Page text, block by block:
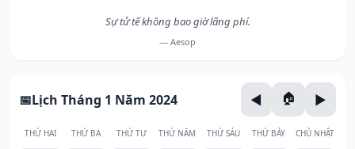
Sự tử tế không bao giờ lãng phí.
— Aesop
Lịch Tháng 1 Năm 2024
THỨ HAI THỨ BA THỨ TƯ THỨ NĂM THỨ SÁU THỨ BẢY CHỦ NHẬT